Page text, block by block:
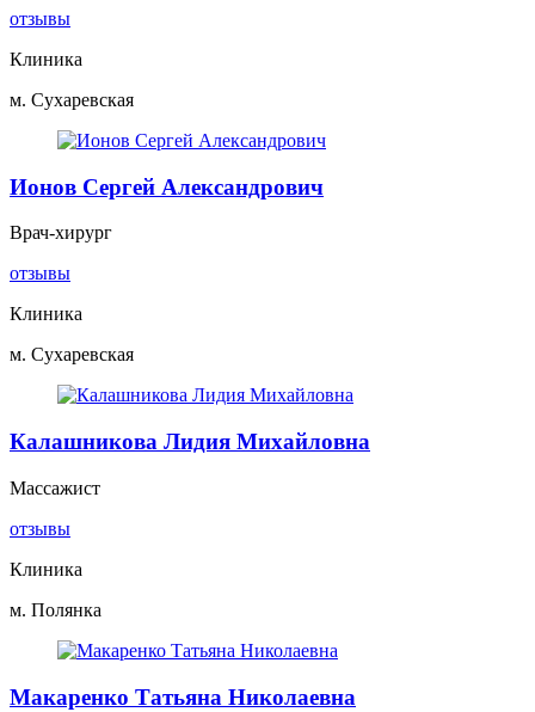
отзывы
Клиника
м. Сухаревская
Ионов Сергей Александрович
Врач-хирург
отзывы
Клиника
м. Сухаревская
Калашникова Лидия Михайловна
Массажист
отзывы
Клиника
м. Полянка
Макаренко Татьяна Николаевна